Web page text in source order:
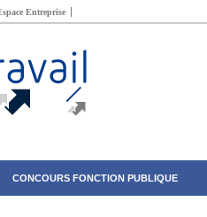
Entreprise
CONCOURS FONCTION PUBLIQUE